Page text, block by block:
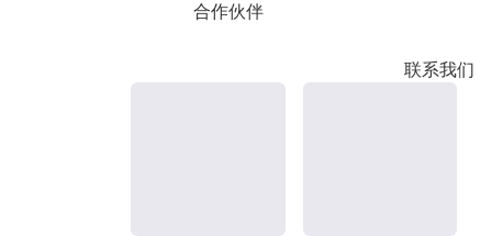
合作伙伴
联系我们